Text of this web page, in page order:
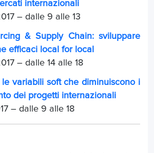
internazionali
– dalle 9 alle 13
& Supply Chain: sviluppare
efficaci local for local
– dalle 14 alle 18
le variabili soft che diminuiscono i
dei progetti internazionali
– dalle 9 alle 18